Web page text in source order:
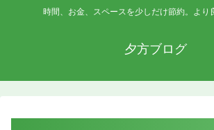
時間、お金、スペースを少しだけ節約。より
夕方ブログ